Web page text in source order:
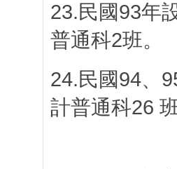
23.民國93年
普通科2班。
24.民國94、
計普通科26